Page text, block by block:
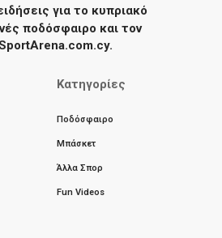
για το κυπριακό
ποδόσφαιρο και τον
Κατηγορίες
Ποδόσφαιρο
Μπάσκετ
Άλλα Σπορ
Fun Videos